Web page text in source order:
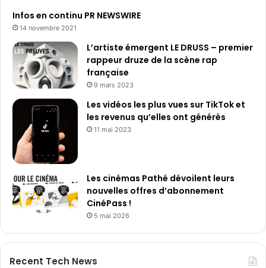
Infos en continu PR NEWSWIRE
14 novembre 2021
L’artiste émergent LE DRUSS – premier
rappeur druze de la scène rap
française
9 mars 2023
Les vidéos les plus vues sur TikTok et
les revenus qu’elles ont générés
11 mai 2023
Les cinémas Pathé dévoilent leurs
nouvelles offres d’abonnement
CinéPass !
5 mai 2026
Recent Tech News